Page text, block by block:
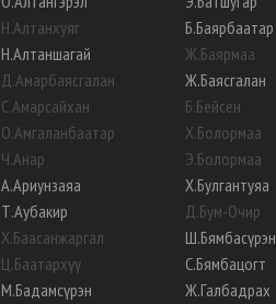
Н.Алтанхуяг
Н.Алтаншагай
Д.Амарбаясгалан
С.Амарсайхан
О.Амгаланбаатар
Ч.Анар
А.Ариунзаяа
Т.Аубакир
Х.Баасанжаргал
Ц.Баатархүү
М.Бадамсүрэн
Б.Баярбаатар
Ж.Баярмаа
Ж.Баясгалан
Б.Бейсен
Х.Болормаа
Э.Болормаа
Х.Булгантуяа
Д.Бум-Очир
Ш.Бямбасүрэн
С.Бямбацогт
Ж.Галбадрах